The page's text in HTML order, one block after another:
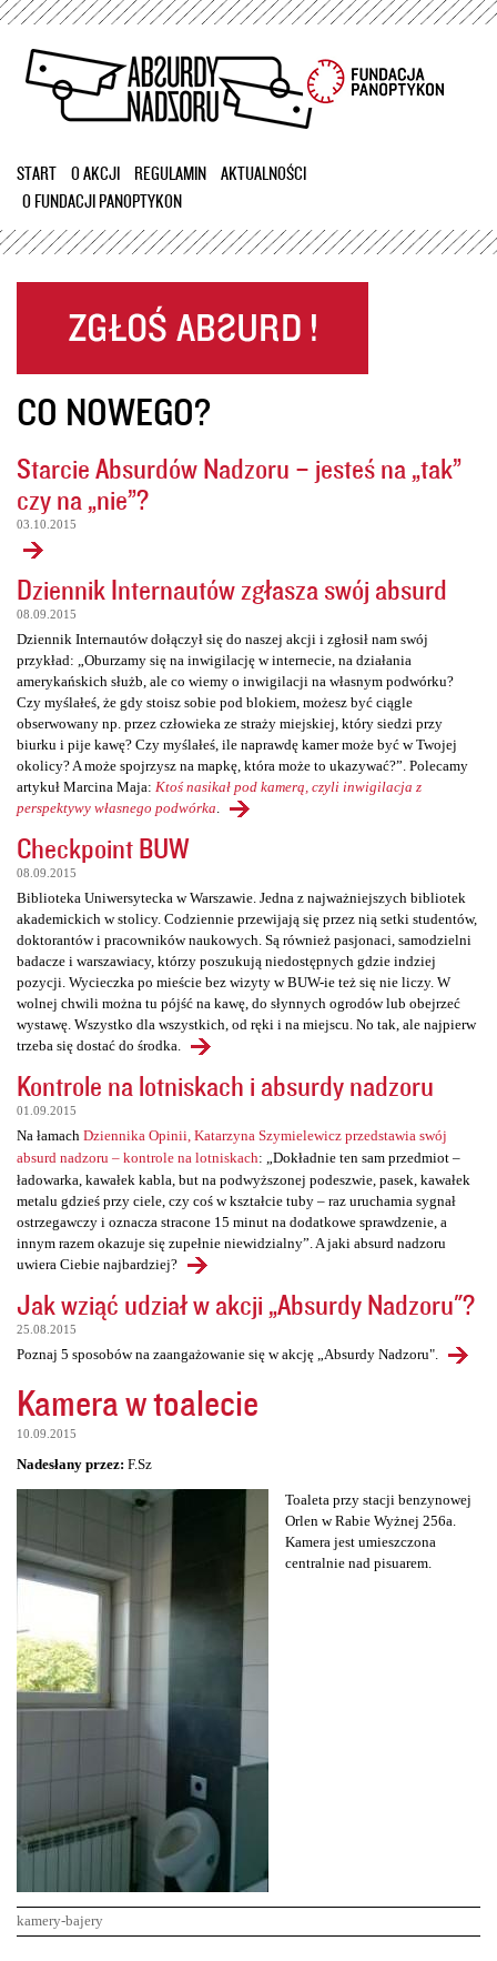
Przejdź
treści
START O AKCJI REGULAMIN
AKTUALNOŚCI
O FUNDACJI PANOPTYKON
CO NOWEGO?
Starcie Absurdów Nadzoru – jesteś na „tak”
czy na „nie”?
03.10.2015
Dziennik Internautów zgłasza swój absurd
08.09.2015
Dziennik Internautów dołączył się do naszej akcji i zgłosił nam swój
przykład: „Oburzamy się na inwigilację w internecie, na działania
amerykańskich służb, ale co wiemy o inwigilacji na własnym podwórku?
Czy myślałeś, że gdy stoisz sobie pod blokiem, możesz być ciągle
obserwowany np. przez człowieka ze straży miejskiej, który siedzi przy
biurku i pije kawę? Czy myślałeś, ile naprawdę kamer może być w Twojej
okolicy? A może spojrzysz na mapkę, która może to ukazywać?”. Polecamy
artykuł Marcina Maja: Ktoś nasikał pod kamerą, czyli inwigilacja z
perspektywy własnego podwórka
Checkpoint BUW
08.09.2015
Biblioteka Uniwersytecka w Warszawie. Jedna z najważniejszych bibliotek
akademickich w stolicy. Codziennie przewijają się przez nią setki studentów,
doktorantów i pracowników naukowych. Są również pasjonaci, samodzielni
badacze i warszawiacy, którzy poszukują niedostępnych gdzie indziej
pozycji. Wycieczka po mieście bez wizyty w BUW-ie też się nie liczy. W
wolnej chwili można tu pójść na kawę, do słynnych ogrodów lub obejrzeć
wystawę. Wszystko dla wszystkich, od ręki i na miejscu. No tak, ale najpierw
trzeba się dostać do środka.
Kontrole na lotniskach i absurdy nadzoru
01.09.2015
Na łamach Dziennika Opinii, Katarzyna Szymielewicz przedstawia swój
absurd nadzoru – kontrole na lotniskach: „Dokładnie ten sam przedmiot –
ładowarka, kawałek kabla, but na podwyższonej podeszwie, pasek, kawałek
metalu gdzieś przy ciele, czy coś w kształcie tuby – raz uruchamia sygnał
ostrzegawczy i oznacza stracone 15 minut na dodatkowe sprawdzenie, a
innym razem okazuje się zupełnie niewidzialny”. A jaki absurd nadzoru
uwiera Ciebie najbardziej?
Jak wziąć udział w akcji „Absurdy Nadzoru"?
25.08.2015
Poznaj 5 sposobów na zaangażowanie się w akcję „Absurdy Nadzoru".
Kamera w toalecie
10.09.2015
Nadesłany przez: F.Sz
Toaleta przy stacji benzynowej
Orlen w Rabie Wyżnej 256a.
Kamera jest umieszczona
centralnie nad pisuarem.
kamery-bajery